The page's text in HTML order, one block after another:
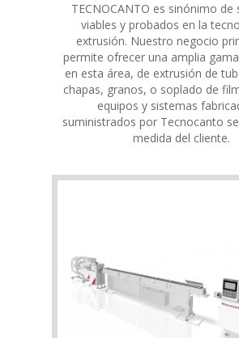
TECNOCANTO es sinónimo de
viables y probados en la
extrusión. Nuestro negocio
permite ofrecer una amplia
en esta área, de extrusión de
chapas, granos, o soplado de
equipos y sistemas
suministrados por Tecnocanto
medida del cliente.